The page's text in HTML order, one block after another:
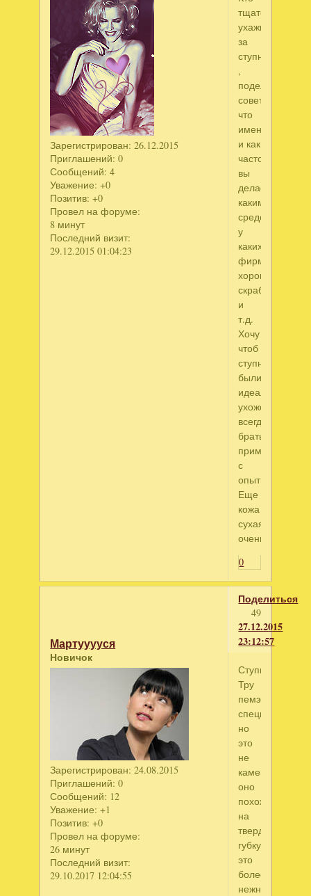
Зарегистрирован: 26.12.2015
Приглашений: 0
Сообщений: 4
Уважение: +0
Позитив: +0
Провел на форуме:
8 минут
Последний визит:
29.12.2015 01:04:23
тщательно
ухаживает
за
ступнями
,
поделитесь
советами,
что
именно
и как
часто
вы
делаете?
какими
средствами
у
каких
фирм
хорошие
скрабы
и
т.д.
Хочу
чтоб
ступни
были
идеально
ухоженны
всегда,
брать
пример
с
опытных.
Еще
кожа
сухая
очень((
0
Поделиться
49
27.12.2015
23:12:57
Мартууууся
Новичок
Зарегистрирован: 24.08.2015
Приглашений: 0
Сообщений: 12
Уважение: +1
Позитив: +0
Провел на форуме:
26 минут
Последний визит:
29.10.2017 12:04:55
Ступни?
Тру
пемзочкой
специальной,
но
это
не
камень,
оно
похоже
на
твердую
губку,
это
более
нежный